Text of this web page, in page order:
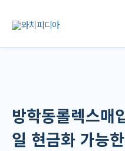
로
방학동롤렉스매
일 현금화 가능